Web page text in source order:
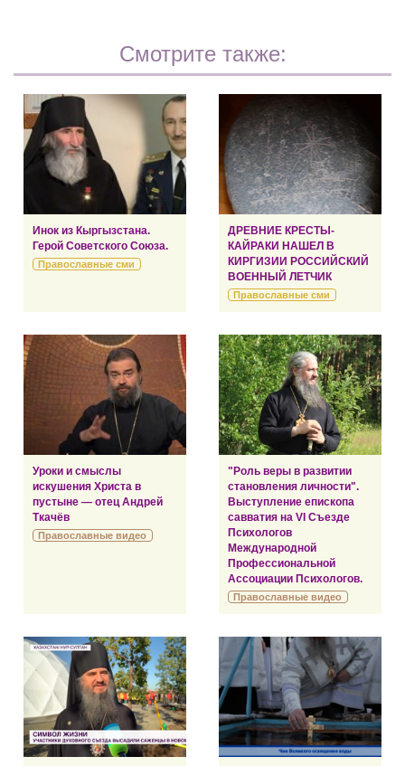
Смотрите также:
Инок из Кыргызстана.
Герой Советского Союза.
Православные сми
ДРЕВНИЕ КРЕСТЫ-
КАЙРАКИ НАШЕЛ В
КИРГИЗИИ РОССИЙСКИЙ
ВОЕННЫЙ ЛЕТЧИК
Православные сми
Уроки и смыслы
искушения Христа в
пустыне — отец Андрей
Ткачёв
Православные видео
"Роль веры в развитии
становления личности".
Выступление епископа
савватия на VI Съезде
Психологов
Международной
Профессиональной
Ассоциации Психологов.
Православные видео